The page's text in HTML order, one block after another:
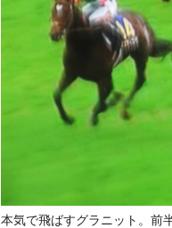
本気で飛ばすグラニット。前